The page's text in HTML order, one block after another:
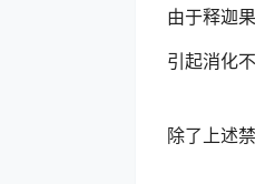
由于释迦
引起消化
除了上述